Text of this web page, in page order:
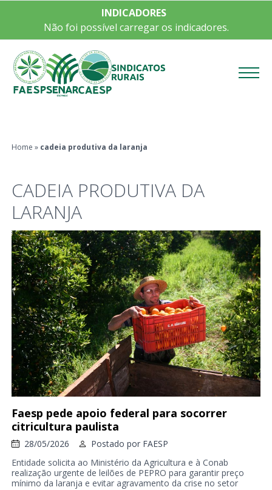
INDICADORES
Não foi possível carregar os indicadores.
Home » cadeia produtiva da laranja
CADEIA PRODUTIVA DA
LARANJA
Faesp pede apoio federal para socorrer
citricultura paulista
28/05/2026 Postado por FAESP
Entidade solicita ao Ministério da Agricultura e à Conab
realização urgente de leilões de PEPRO para garantir preço
mínimo da laranja e evitar agravamento da crise no setor